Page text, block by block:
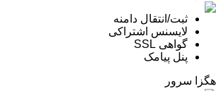
ثبت/انتقال دامنه
لایسنس اشتراکی
گواهی SSL
پنل پیامک
هگزا سرور